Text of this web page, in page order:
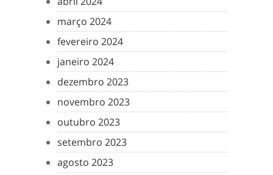
março 2024
fevereiro 2024
janeiro 2024
dezembro 2023
novembro 2023
outubro 2023
setembro 2023
agosto 2023